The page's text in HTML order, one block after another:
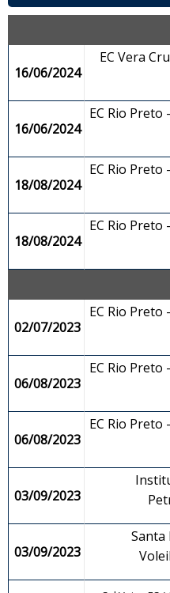
16/06/2024
EC Vera
16/06/2024
EC Rio Preto
18/08/2024
EC Rio Preto
18/08/2024
EC Rio Preto
02/07/2023
EC Rio Preto
06/08/2023
EC Rio Preto
06/08/2023
EC Rio Preto
03/09/2023
03/09/2023
Santa